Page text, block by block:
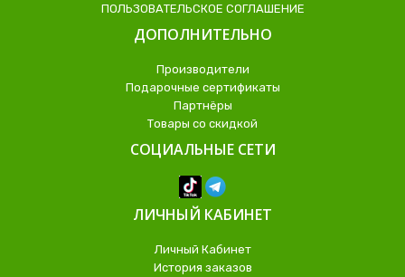
ПОЛЬЗОВАТЕЛЬСКОЕ СОГЛАШЕНИЕ
ДОПОЛНИТЕЛЬНО
Производители
Подарочные сертификаты
Партнёры
Товары со скидкой
СОЦИАЛЬНЫЕ СЕТИ
ЛИЧНЫЙ КАБИНЕТ
Личный Кабинет
История заказов